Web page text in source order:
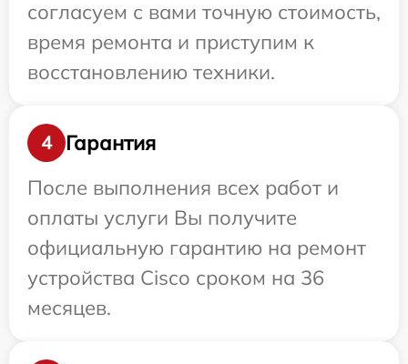
согласуем с вами точную стоимость,
время ремонта и приступим к
восстановлению техники.
4
Гарантия
После выполнения всех работ и
оплаты услуги Вы получите
официальную гарантию на ремонт
устройства Cisco сроком на 36
месяцев.